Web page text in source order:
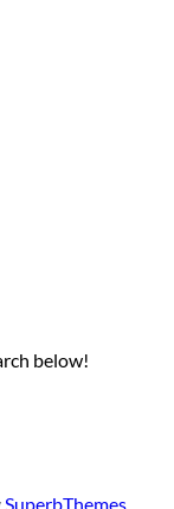
below!
SuperbThemes